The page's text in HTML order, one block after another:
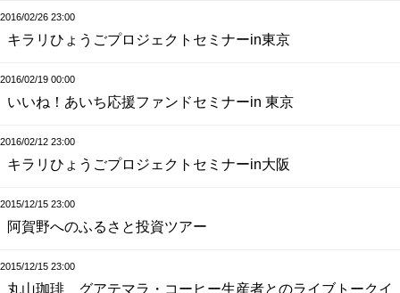
2016/02/26 23:00
キラリひょうごプロジェクトセミナーin東京
2016/02/19 00:00
いいね！あいち応援ファンドセミナーin 東京
2016/02/12 23:00
キラリひょうごプロジェクトセミナーin大阪
2015/12/15 23:00
阿賀野へのふるさと投資ツアー
2015/12/15 23:00
丸山珈琲 グアテマラ・コーヒー生産者とのライブトークイ